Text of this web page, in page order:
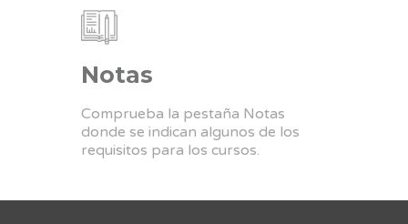
Notas
Comprueba la pestaña Notas
donde se indican algunos de los
requisitos para los cursos.